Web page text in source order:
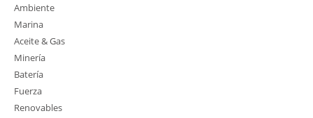
Ambiente
Marina
Aceite & Gas
Minería
Batería
Fuerza
Renovables